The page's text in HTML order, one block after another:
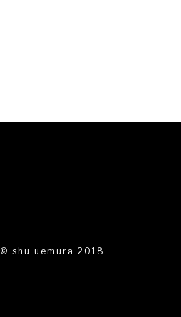
© shu uemura 2018